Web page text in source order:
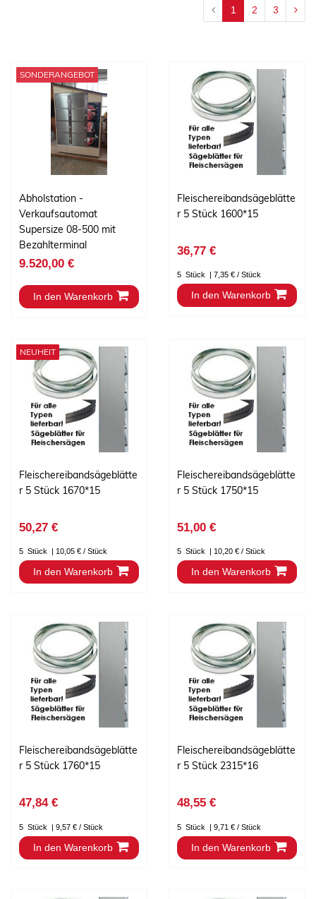
1 2 3
SONDERANGEBOT
Abholstation -
Verkaufsautomat
Supersize 08-500 mit
Bezahlterminal
9.520,00 €
In den Warenkorb
Fleischereibandsägeblätte
r 5 Stück 1600*15
36,77 €
5 Stück | 7,35 € / Stück
In den Warenkorb
NEUHEIT
Fleischereibandsägeblätte
r 5 Stück 1670*15
50,27 €
5 Stück | 10,05 € / Stück
In den Warenkorb
Fleischereibandsägeblätte
r 5 Stück 1750*15
51,00 €
5 Stück | 10,20 € / Stück
In den Warenkorb
Fleischereibandsägeblätte
r 5 Stück 1760*15
47,84 €
5 Stück | 9,57 € / Stück
In den Warenkorb
Fleischereibandsägeblätte
r 5 Stück 2315*16
48,55 €
5 Stück | 9,71 € / Stück
In den Warenkorb